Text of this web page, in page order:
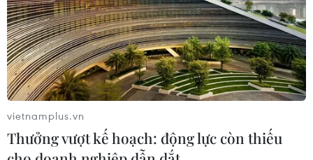
EU.
vietnamplus.vn
Thưởng vượt kế hoạch: động lực còn thiếu